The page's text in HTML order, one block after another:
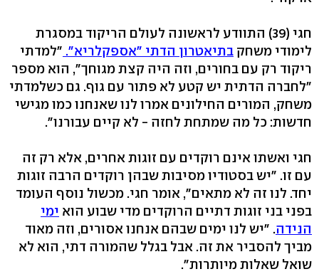
חגי (39) התוודע לראשונה לעולם הריקוד במסגרת
לימודי משחק בתיאטרון הדתי "אספקלריא". "למדתי
ריקוד רק עם בחורים, וזה היה קצת מגוחך", הוא מספר
"לחברה הדתית יש קטע לא פתור עם גוף. גם כשלמדתי
משחק, המורים החילונים אמרו לנו שאנחנו כמו מגישי
חדשות: כל מה שמתחת לחזה - לא קיים עבורנו".
חגי ואשתו אינם רוקדים עם זוגות אחרים, אלא רק זה
עם זו. "יש בסטודיו מסיבות שבהן רוקדים הרבה זוגות
יחד. לנו זה לא מתאים", אומר חגי. מכשול נוסף העומד
בפני בני זוגות דתיים הרוקדים מדי שבוע הוא ימי
הנידה. "יש לנו ימים שבהם אנחנו אסורים, וזה מאוד
מביך להסביר את זה. אבל בגלל שהמורה דתי, הוא לא
שואל שאלות מיותרות".